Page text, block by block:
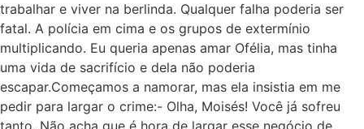
trabalhar e viver na berlinda. Qualquer falha poderia ser
fatal. A polícia em cima e os grupos de extermínio
multiplicando. Eu queria apenas amar Ofélia, mas tinha
uma vida de sacrifício e dela não poderia
escapar.Começamos a namorar, mas ela insistia em me
pedir para largar o crime:- Olha, Moisés! Você já sofreu